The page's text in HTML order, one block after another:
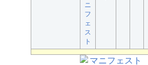
ニ
フ
ェ
ス
ト